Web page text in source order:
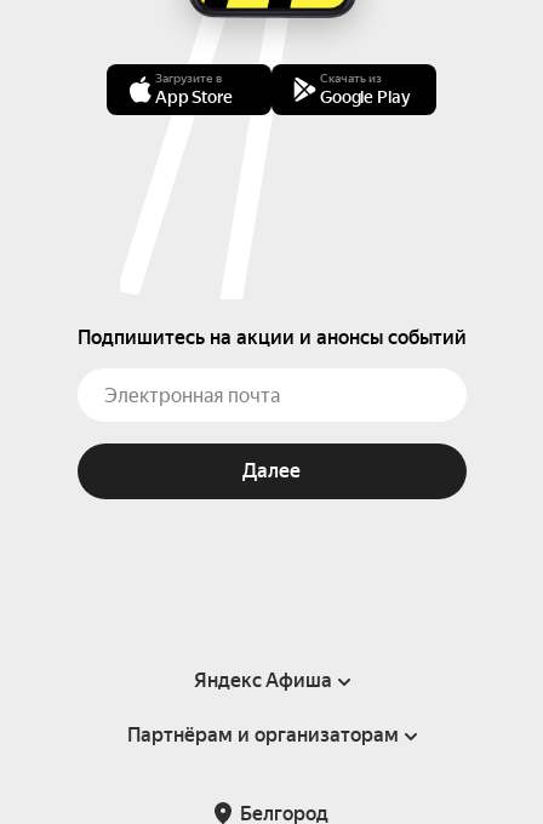
Загрузите в
App Store
Скачать из
Google Play
Подпишитесь на акции и анонсы событий
Далее
Яндекс Афиша
Справка
Партнёрам и организаторам
Белгород